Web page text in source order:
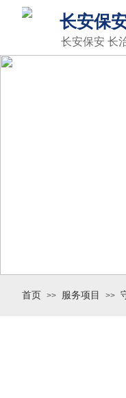
首页 >> 服务项目 >>
长安保安 长
长安保